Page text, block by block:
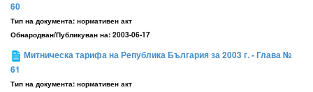
60
Тип на документа: нормативен акт
Обнародван/Публикуван на: 2003-06-17
Митническа тарифа на Република България за 2003 г. - Глава №
61
Тип на документа: нормативен акт